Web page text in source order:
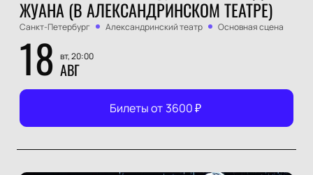
ЖУАНА (В АЛЕКСАНДРИНСКОМ ТЕАТРЕ)
Санкт-Петербург Александринский театр Основная сцена
18 вт, 20:00
АВГ
Билеты от 3600₽